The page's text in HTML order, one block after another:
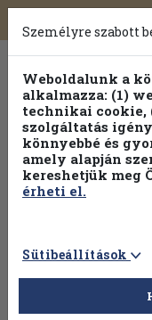
Toggle
navigation
Személyre szabott
Weboldalunk a
alkalmazza: (1)
technikai cookie,
szolgáltatás
könnyebbé és
amely alapján
kereshetjük meg
érheti el.
Sütibeállítások